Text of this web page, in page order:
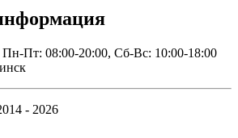
Пн-Пт: 08:00-20:00, Сб-Вс: 10:00-18:00
- 2026